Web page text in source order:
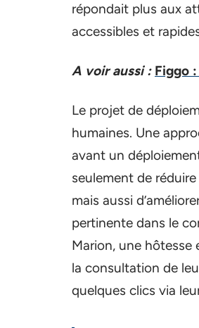
répondait plus aux
accessibles et
A voir aussi : Figgo
Le projet de
humaines. Une
avant un
seulement de
mais aussi
pertinente dans le
Marion, une hôtesse
la consultation de
quelques clics via